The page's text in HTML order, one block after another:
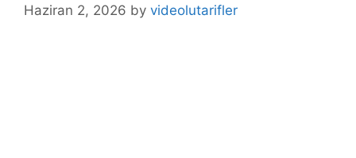
Haziran 2, 2026 by videolutarifler